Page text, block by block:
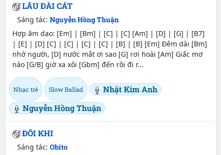
LÂU ĐÀI CÁT
Sáng tác: Nguyễn Hồng Thuận
Hợp âm dạo: [Em] | [Bm] | [C] | [C] [Am] | [D] | [G] | [B7]
| [E] | [D] [C] | [C] | [C] | [C] | [B] | [B] [Em] Đêm dài [Bm]
nhớ người, [D] nước mắt ơi sao [G] rơi hoài [Am] Giấc mơ
nào [G/B] giờ xa xôi [Gbm] đến rồi đi r...
Nhạc trẻ Slow Ballad
Nhật Kim Anh
Nguyễn Hồng Thuận
ĐÔI KHI
Sáng tác: Obito